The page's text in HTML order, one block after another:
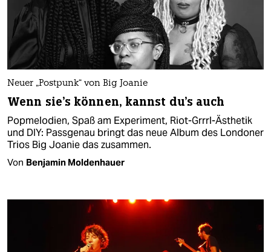
Neuer „Postpunk“ von Big Joanie
Wenn sie's können, kannst du's auch
Popmelodien, Spaß am Experiment, Riot-Grrrl-Ästhetik
und DIY: Passgenau bringt das neue Album des Londoner
Trios Big Joanie das zusammen.
Von Benjamin Moldenhauer